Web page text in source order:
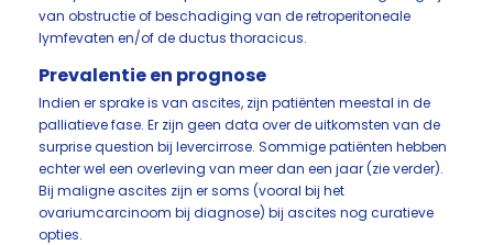
van obstructie of beschadiging van de retroperitoneale
lymfevaten en/of de ductus thoracicus.
Prevalentie en prognose
Indien er sprake is van ascites, zijn patiënten meestal in de
palliatieve fase. Er zijn geen data over de uitkomsten van de
surprise question bij levercirrose. Sommige patiënten hebben
echter wel een overleving van meer dan een jaar (zie verder).
Bij maligne ascites zijn er soms (vooral bij het
ovariumcarcinoom bij diagnose) bij ascites nog curatieve
opties.